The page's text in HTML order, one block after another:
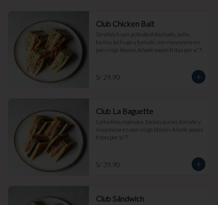
Club Chicken Balt
Sándwich con pollo deshilachado, palta,
tocino, lechuga y tomate, con mayonesa en
pan miga blanco. Añade papas fritas por s/ 7.
S/ 29.90
Club La Baguette
Lomo fino, espinaca, tocino, queso, tomate y
mayonesa en pan miga blanco. Añade papas
fritas por s/ 7.
S/ 39.90
Club Sándwich